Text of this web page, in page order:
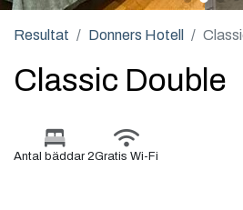
Resultat Donners Hotell
Classic Double
Antal bäddar 2Gratis Wi-Fi